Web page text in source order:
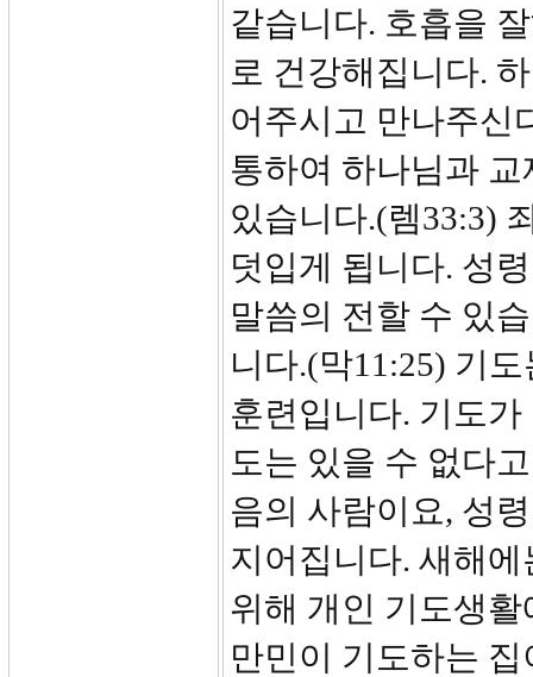
같습니다. 호흡을
로 건강해집니다.
어주시고 만나주신
통하여 하나님과
있습니다.(렘33:3)
덧입게 됩니다. 성
말씀의 전할 수 있
니다.(막11:25) 기
훈련입니다. 기도
도는 있을 수 없다
음의 사람이요, 성
지어집니다. 새해
위해 개인 기도생
만민이 기도하는